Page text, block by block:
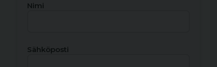
Nimi
Sähköposti